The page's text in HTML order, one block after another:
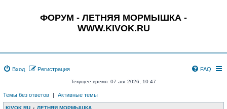
ФОРУМ - ЛЕТНЯЯ МОРМЫШКА -
WWW.KIVOK.RU
Вход Регистрация FAQ
Текущее время: 07 авг 2026, 10:47
Темы без ответов | Активные темы
KIVOK.RU ЛЕТНЯЯ МОРМЫШКА